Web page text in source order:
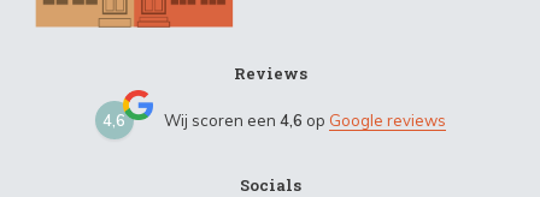
Reviews
4,6 Wij scoren een 4,6 op Google reviews
Socials